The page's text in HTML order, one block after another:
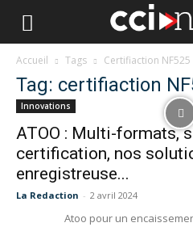
Accueil Tags Certifiaction NF525
Tag: certifiaction
Innovations
ATOO : Multi-formats,
certification, nos
enregistreuse...
La Redaction - 2 avril 2024
Atoo pour un encaissement